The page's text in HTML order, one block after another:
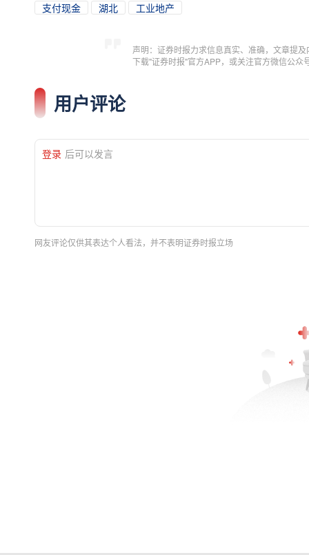
支付现金 湖北 工业地产
声明：证券时报力求信息真实、准确，文章提
下载"证券时报"官方APP，或关注官方微信公
用户评论
登录 后可以发言
网友评论仅供其表达个人看法，并不表明证券时报立场